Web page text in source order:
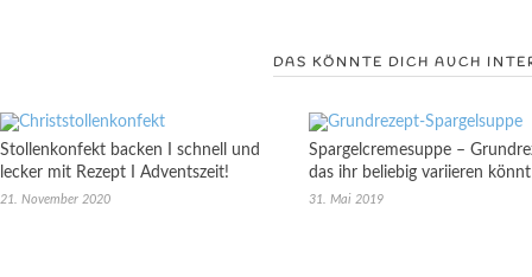
DAS KÖNNTE DICH AUCH
Stollenkonfekt backen I schnell und
lecker mit Rezept I Adventszeit!
21. November 2020
Spargelcremesuppe –
das ihr beliebig variieren könnt
31. Mai 2019